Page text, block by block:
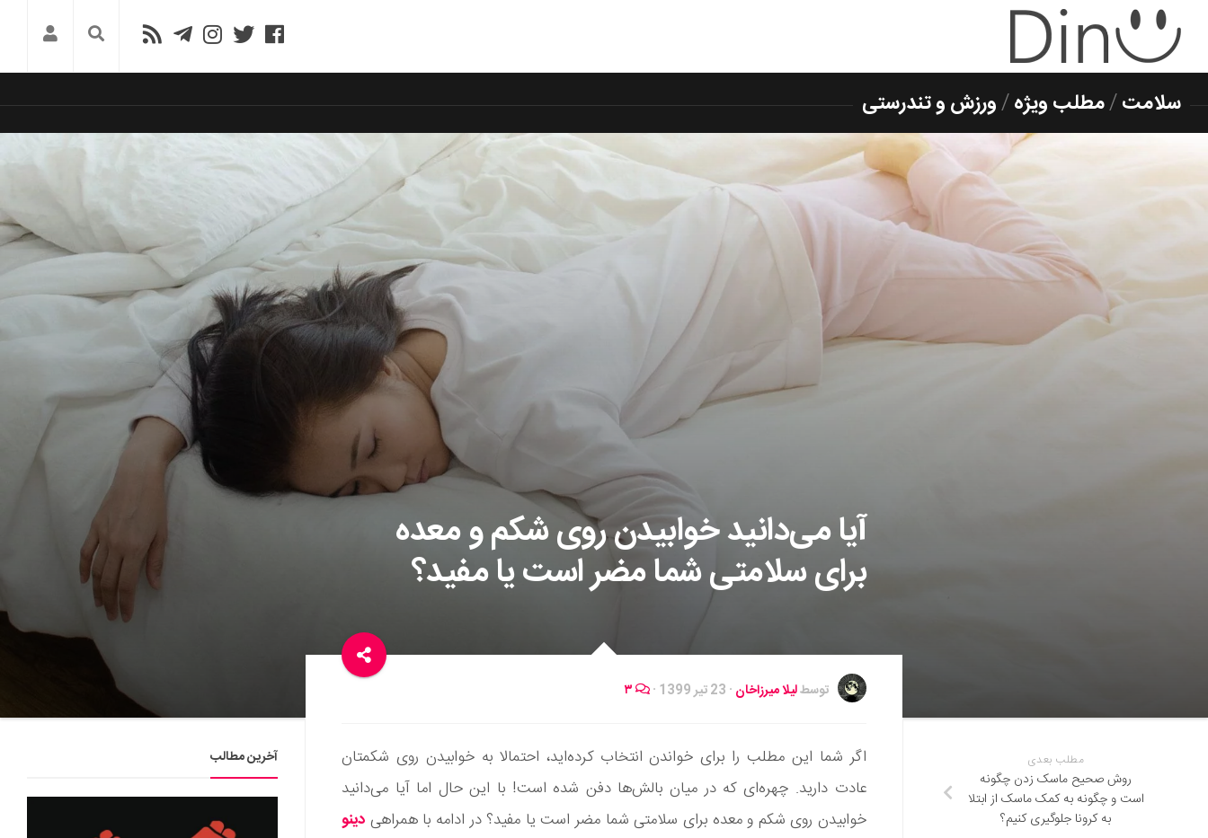
سلامت/مطلب ویژه/ورزش و تندرستی
آیا می‌دانید خوابیدن روی شکم و معده
برای سلامتی شما مضر است یا مفید؟
توسطلیلا میرزاخان · 23 تیر 1399 ·
اگر شما این مطلب را برای خواندن انتخاب کرده‌اید، احتمالا به خوابیدن روی شکمتان
عادت دارید. چهره‌ای که در میان بالش‌ها دفن شده است! با این حال اما آیا می‌دانید
خوابیدن روی شکم و معده برای سلامتی شما مضر است یا مفید؟ در ادامه با همراهی دینو
مطلب بعدی
روش صحیح ماسک زدن چگونه
است و چگونه به کمک ماسک از ابتلا
به کرونا جلوگیری کنیم؟
آخرین مطالب